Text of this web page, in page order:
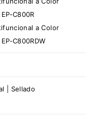
C800R
a Color
C800RDW
| Sellado